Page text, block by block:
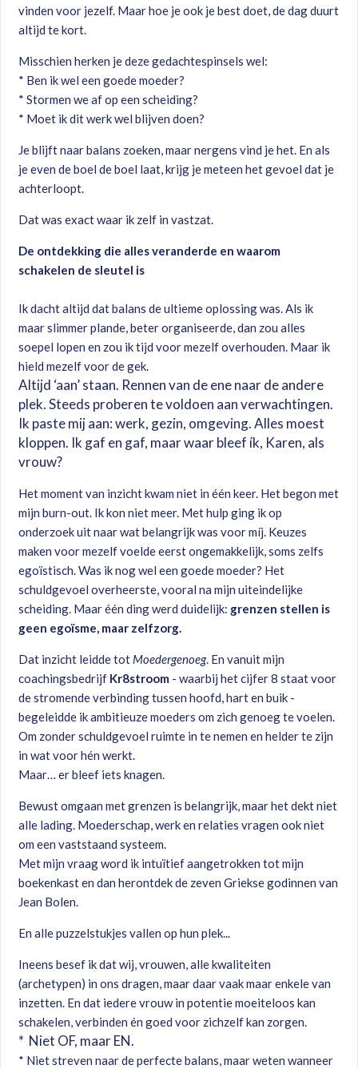
vinden voor jezelf. Maar hoe je ook je best doet, de dag duurt
altijd te kort.
Misschien herken je deze gedachtespinsels wel:
* Ben ik wel een goede moeder?
* Stormen we af op een scheiding?
* Moet ik dit werk wel blijven doen?
Je blijft naar balans zoeken, maar nergens vind je het. En als
je even de boel de boel laat, krijg je meteen het gevoel dat je
achterloopt.
Dat was exact waar ik zelf in vastzat.
De ontdekking die alles veranderde en waarom
schakelen de sleutel is
Ik dacht altijd dat balans de ultieme oplossing was. Als ik
maar slimmer plande, beter organiseerde, dan zou alles
soepel lopen en zou ik tijd voor mezelf overhouden. Maar ik
hield mezelf voor de gek.
Altijd ‘aan’ staan. Rennen van de ene naar de andere
plek. Steeds proberen te voldoen aan verwachtingen.
Ik paste mij aan: werk, gezin, omgeving. Alles moest
kloppen. Ik gaf en gaf, maar waar bleef ík, Karen, als
vrouw?
Het moment van inzicht kwam niet in één keer. Het begon met
mijn burn-out. Ik kon niet meer. Met hulp ging ik op
onderzoek uit naar wat belangrijk was voor míj. Keuzes
maken voor mezelf voelde eerst ongemakkelijk, soms zelfs
egoïstisch. Was ik nog wel een goede moeder? Het
schuldgevoel overheerste, vooral na mijn uiteindelijke
scheiding. Maar één ding werd duidelijk: grenzen stellen is
geen egoïsme, maar zelfzorg.
Dat inzicht leidde tot Moedergenoeg. En vanuit mijn
coachingsbedrijf Kr8stroom - waarbij het cijfer 8 staat voor
de stromende verbinding tussen hoofd, hart en buik -
begeleidde ik ambitieuze moeders om zich genoeg te voelen.
Om zonder schuldgevoel ruimte in te nemen en helder te zijn
in wat voor hén werkt.
Maar… er bleef iets knagen.
Bewust omgaan met grenzen is belangrijk, maar het dekt niet
alle lading. Moederschap, werk en relaties vragen ook niet
om een vaststaand systeem.
Met mijn vraag word ik intuïtief aangetrokken tot mijn
boekenkast en dan herontdek de zeven Griekse godinnen van
Jean Bolen.
En alle puzzelstukjes vallen op hun plek...
Ineens besef ik dat wij, vrouwen, alle kwaliteiten
(archetypen) in ons dragen, maar daar vaak maar enkele van
inzetten. En dat iedere vrouw in potentie moeiteloos kan
schakelen, verbinden én goed voor zichzelf kan zorgen.
* Niet OF, maar EN.
* Niet streven naar de perfecte balans, maar weten wanneer